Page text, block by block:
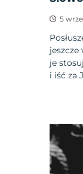
5
je
i iść za